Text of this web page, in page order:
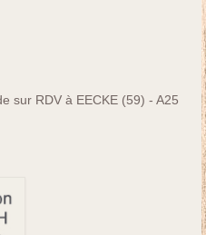
sur RDV à EECKE (59) - A25